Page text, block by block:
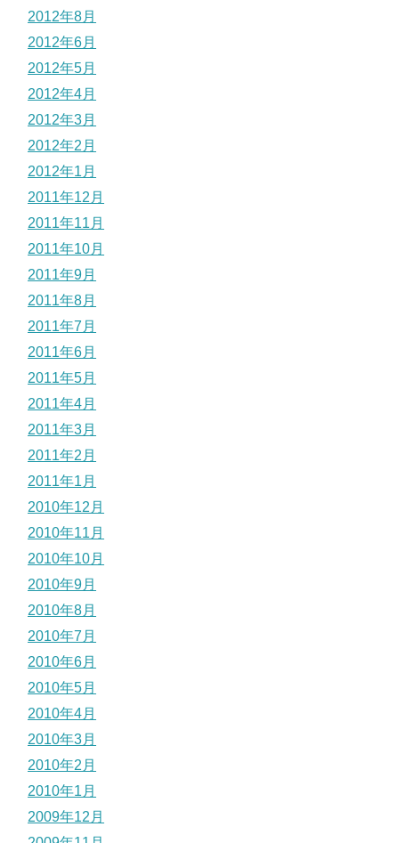
2012年8月
2012年6月
2012年5月
2012年4月
2012年3月
2012年2月
2012年1月
2011年12月
2011年11月
2011年10月
2011年9月
2011年8月
2011年7月
2011年6月
2011年5月
2011年4月
2011年3月
2011年2月
2011年1月
2010年12月
2010年11月
2010年10月
2010年9月
2010年8月
2010年7月
2010年6月
2010年5月
2010年4月
2010年3月
2010年2月
2010年1月
2009年12月